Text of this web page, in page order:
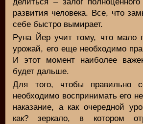
развития человека. Все, что
себе быстро вымирает.
Руна Йер учит тому, что мало
урожай, его еще необходимо
И этот момент наиболее
будет дальше.
Для того, чтобы правильно
необходимо воспринимать его
наказание, а как очередной
как? зеркало, в котором